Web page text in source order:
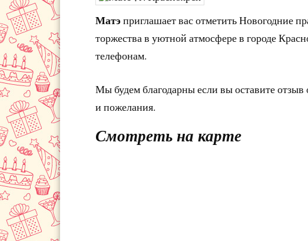
Матэприглашает вас отметить Новогодние
торжества в уютной атмосфере в городе
телефонам.
Мы будем благодарны если вы оставите
и пожелания.
Смотреть на карте